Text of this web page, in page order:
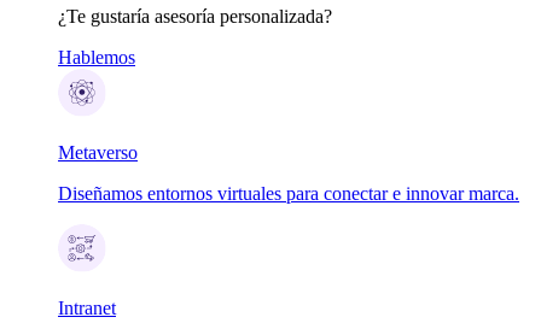
¿Te gustaría asesoría personalizada?
Hablemos
Metaverso
Diseñamos entornos virtuales para conectar e innovar marca.
Intranet